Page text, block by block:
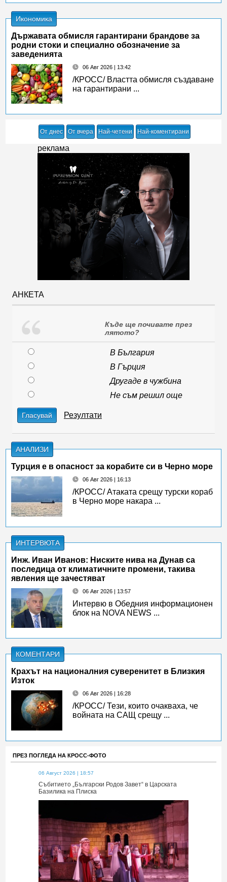
Икономика
Държавата обмисля гарантирани брандове за
родни стоки и специално обозначение за
заведенията
06 Авг 2026 | 13:42
/КРОСС/ Властта обмисля създаване
на гарантирани ...
От днес От вчера Най-четени Най-коментирани
реклама
АНКЕТА
Къде ще почивате през
лятото?
В България
В Гърция
Другаде в чужбина
Не съм решил още
Гласувай Резултати
АНАЛИЗИ
Турция е в опасност за корабите си в Черно море
06 Авг 2026 | 16:13
/КРОСС/ Атаката срещу турски кораб
в Черно море накара ...
ИНТЕРВЮТА
Инж. Иван Иванов: Ниските нива на Дунав са
последица от климатичните промени, такива
явления ще зачестяват
06 Авг 2026 | 13:57
Интервю в Обедния информационен
блок на NOVA NEWS ...
КОМЕНТАРИ
Крахът на националния суверенитет в Близкия
Изток
06 Авг 2026 | 16:28
/КРОСС/ Тези, които очакваха, че
войната на САЩ срещу ...
ПРЕЗ ПОГЛЕДА НА КРОСС-ФОТО
06 Август 2026 | 18:57
Събитието „Български Родов Завет“ в Царската
Базилика на Плиска